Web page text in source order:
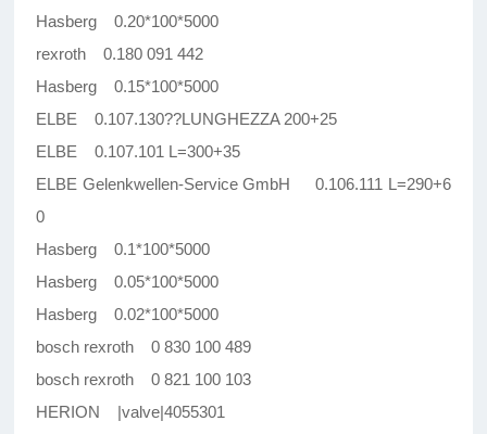
Hasberg 0.20*100*5000
rexroth 0.180 091 442
Hasberg 0.15*100*5000
ELBE 0.107.130??LUNGHEZZA 200+25
ELBE 0.107.101 L=300+35
ELBE Gelenkwellen-Service GmbH 0.106.111 L=290+6
0
Hasberg 0.1*100*5000
Hasberg 0.05*100*5000
Hasberg 0.02*100*5000
bosch rexroth 0 830 100 489
bosch rexroth 0 821 100 103
HERION |valve|4055301